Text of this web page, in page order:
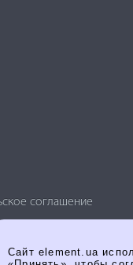
соглашение
Сайт element.ua